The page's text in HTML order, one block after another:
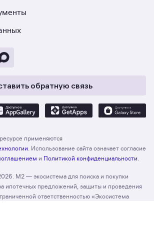
обратную связь
применяются
. Использование сайта означает согласие
и Политикой конфиденциальности
М2 — экосистема для поиска и покупки
ипотечных предложений, защиты и проведения
ответственностью «Экосистема